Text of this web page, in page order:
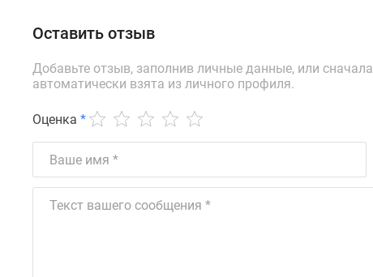
ипотека
скидками
Новостройки
премиум-
Новостройки
Оставить отзыв
Добавьте отзыв, заполнив личные данные, или сначала
автоматически взята из личного профиля.
Оценка *